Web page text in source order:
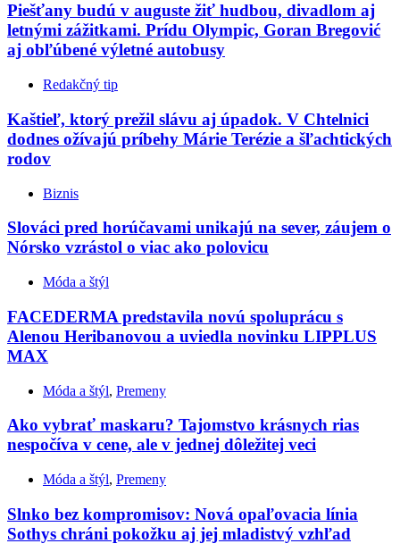
Piešťany budú v auguste žiť hudbou, divadlom aj
letnými zážitkami. Prídu Olympic, Goran Bregović
aj obľúbené výletné autobusy
Redakčný tip
Kaštieľ, ktorý prežil slávu aj úpadok. V Chtelnici
dodnes ožívajú príbehy Márie Terézie a šľachtických
rodov
Biznis
Slováci pred horúčavami unikajú na sever, záujem o
Nórsko vzrástol o viac ako polovicu
Móda a štýl
FACEDERMA predstavila novú spoluprácu s
Alenou Heribanovou a uviedla novinku LIPPLUS
MAX
Móda a štýl, Premeny
Ako vybrať maskaru? Tajomstvo krásnych rias
nespočíva v cene, ale v jednej dôležitej veci
Móda a štýl, Premeny
Slnko bez kompromisov: Nová opaľovacia línia
Sothys chráni pokožku aj jej mladistvý vzhľad